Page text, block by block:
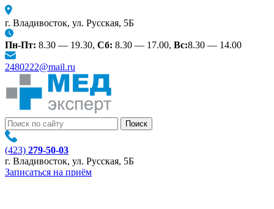
г. Владивосток, ул. Русская, 5Б
Пн-Пт: 8.30 — 19.30, Сб: 8.30 — 17.00, Вс:8.30 — 14.00
2480222@mail.ru
(423) 279-50-03
г. Владивосток, ул. Русская, 5Б
Записаться на приём